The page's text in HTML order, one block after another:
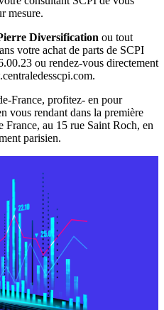
mesure.
Diversification ou tout
votre achat de parts de SCPI
ou rendez-vous directement
France, profitez- en pour
vous rendant dans la première
France, au 15 rue Saint Roch, en
parisien.